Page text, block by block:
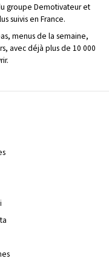
groupe Demotivateur et
suivis en France.
menus de la semaine,
avec déjà plus de 10 000